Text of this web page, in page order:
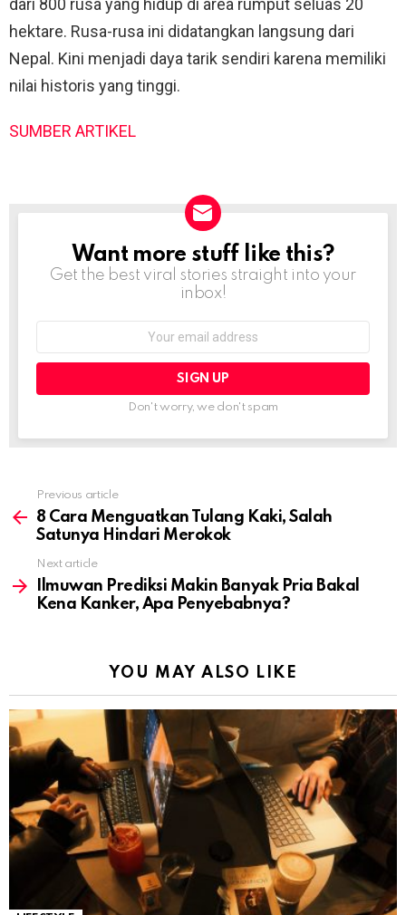
dari 800 rusa yang hidup di area rumput seluas 20
hektare. Rusa-rusa ini didatangkan langsung dari
Nepal. Kini menjadi daya tarik sendiri karena memiliki
nilai historis yang tinggi.
SUMBER ARTIKEL
NEWSLETTER
Want more stuff like this?
Get the best viral stories straight into your
inbox!
Don't worry, we don't spam
more
Previous article
8 Cara Menguatkan Tulang Kaki, Salah
Satunya Hindari Merokok
Next article
Ilmuwan Prediksi Makin Banyak Pria Bakal
Kena Kanker, Apa Penyebabnya?
YOU MAY ALSO LIKE